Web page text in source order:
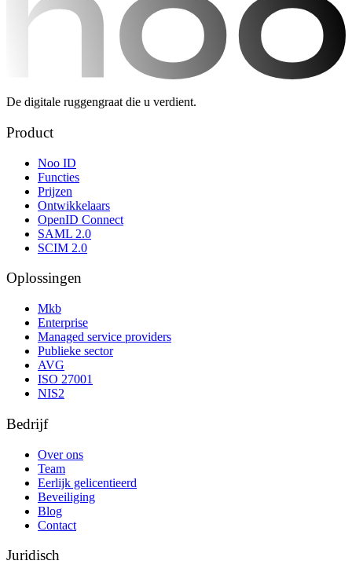
De digitale ruggengraat die u verdient.
Product
Noo ID
Functies
Prijzen
Ontwikkelaars
OpenID Connect
SAML 2.0
SCIM 2.0
Oplossingen
Mkb
Enterprise
Managed service providers
Publieke sector
AVG
ISO 27001
NIS2
Bedrijf
Over ons
Team
Eerlijk gelicentieerd
Beveiliging
Blog
Contact
Juridisch